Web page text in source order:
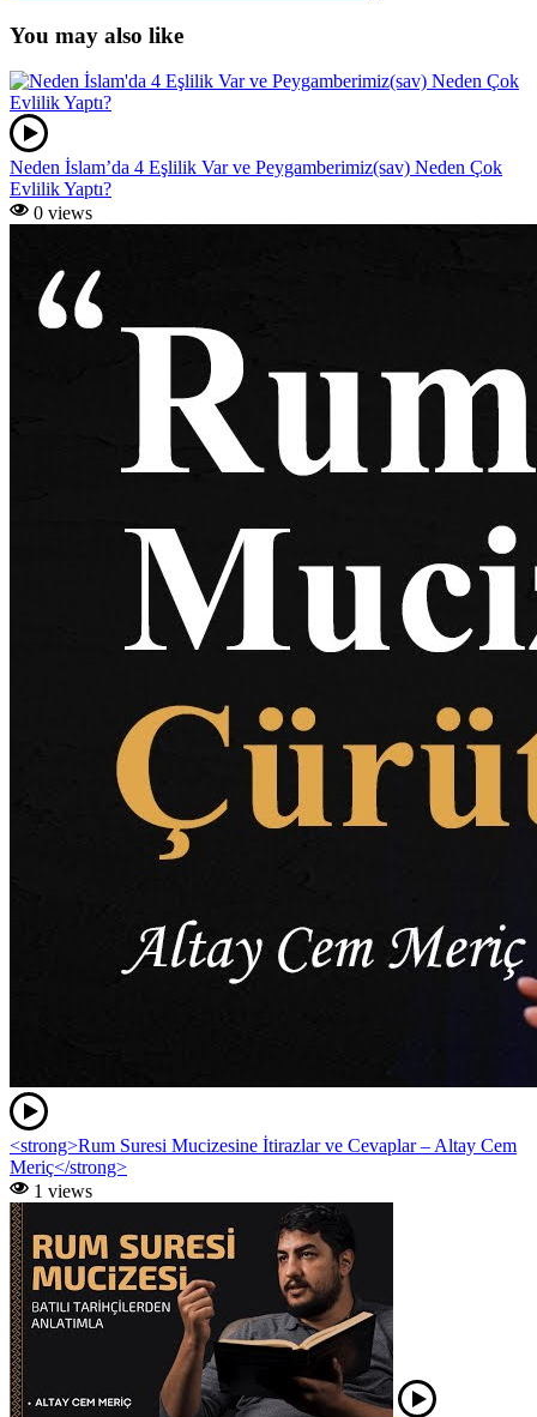
You may also like
Neden İslam’da 4 Eşlilik Var ve Peygamberimiz(sav) Neden Çok
Evlilik Yaptı?
0 views
<strong>Rum Suresi Mucizesine İtirazlar ve Cevaplar – Altay Cem
Meriç</strong>
1 views